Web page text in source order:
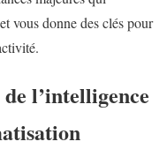
vous donne des clés pour
l’intelligence